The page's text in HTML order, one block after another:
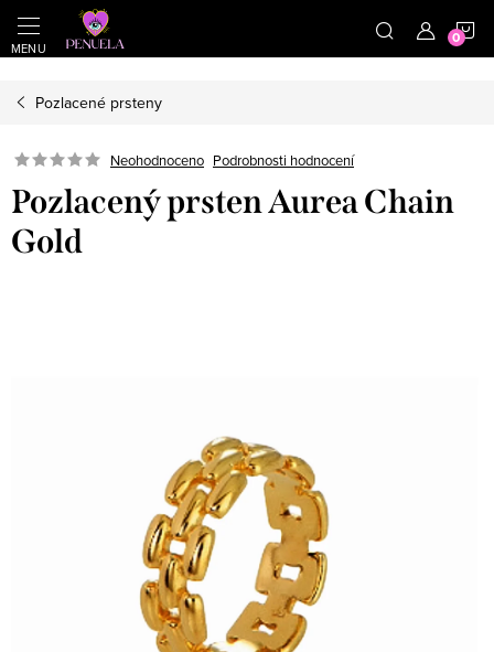
https://cz.pinterest.com/shoppenuela/
Přejít na obsah
Pozlacené prsteny
Neohodnoceno Podrobnosti hodnocení
Pozlacený prsten Aurea Chain
Gold